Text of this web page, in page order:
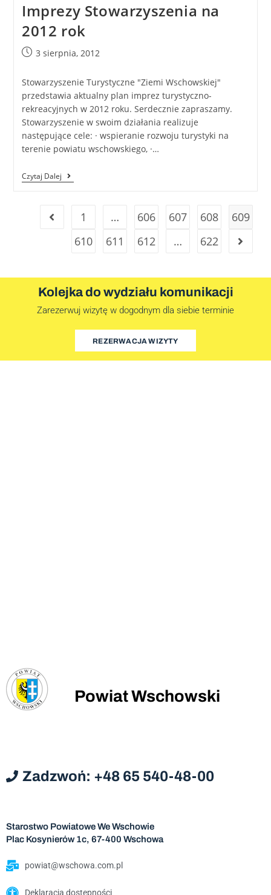
Imprezy Stowarzyszenia na
2012 rok
3 sierpnia, 2012
Stowarzyszenie Turystyczne "Ziemi Wschowskiej"
przedstawia aktualny plan imprez turystyczno-
rekreacyjnych w 2012 roku. Serdecznie zapraszamy.
Stowarzyszenie w swoim działania realizuje
następujące cele: · wspieranie rozwoju turystyki na
terenie powiatu wschowskiego, ·…
Czytaj Dalej
1 … 606 607 608
609
610
611 612 … 622
Kolejka do wydziału komunikacji
Zarezerwuj wizytę w dogodnym dla siebie terminie
REZERWACJA WIZYTY
Powiat Wschowski
Zadzwoń: +48 65 540-48-00
Starostwo Powiatowe We Wschowie
Plac Kosynierów 1c, 67-400 Wschowa
powiat@wschowa.com.pl
Deklaracja dostępności